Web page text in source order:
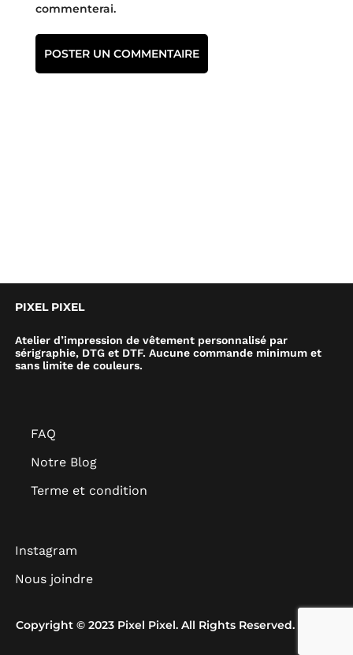
commenterai.
PIXEL PIXEL
Atelier d’impression de vêtement personnalisé par
sérigraphie, DTG et DTF. Aucune commande minimum et
sans limite de couleurs.
FAQ
Notre Blog
Terme et condition
Instagram
Nous joindre
Copyright © 2023 Pixel Pixel. All Rights Reserved.